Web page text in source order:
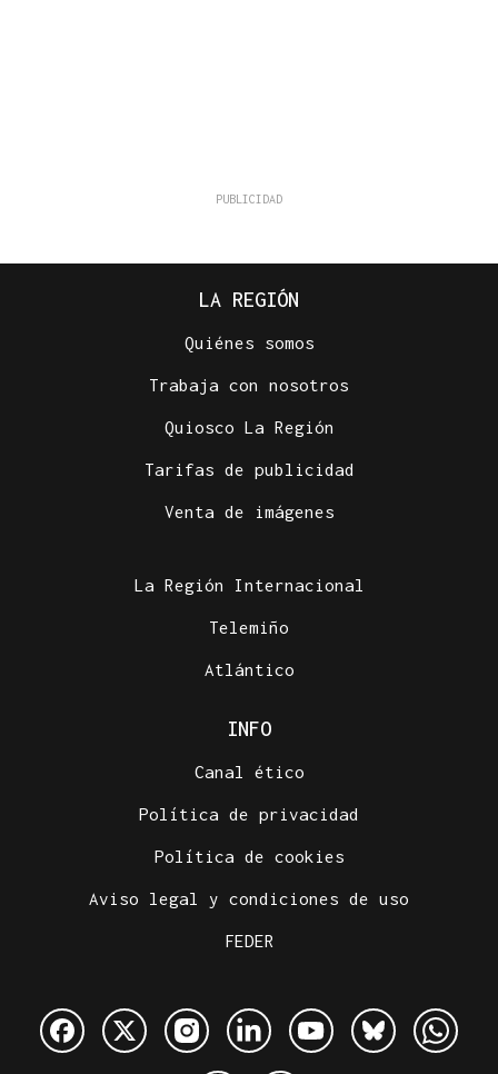
LA REGIÓN
Quiénes somos
Trabaja con nosotros
Quiosco La Región
Tarifas de publicidad
Venta de imágenes
La Región Internacional
Telemiño
Atlántico
INFO
Canal ético
Política de privacidad
Política de cookies
Aviso legal y condiciones de uso
FEDER